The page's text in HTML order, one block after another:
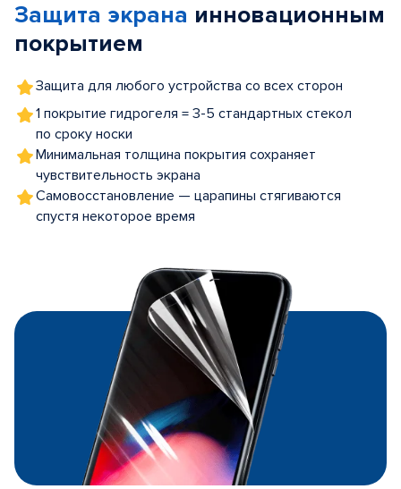
5
Защита экрана инновационным
покрытием
Защита для любого устройства со всех сторон
1 покрытие гидрогеля = 3-5 стандартных стекол
по сроку носки
Минимальная толщина покрытия сохраняет
чувствительность экрана
Самовосстановление — царапины стягиваются
спустя некоторое время